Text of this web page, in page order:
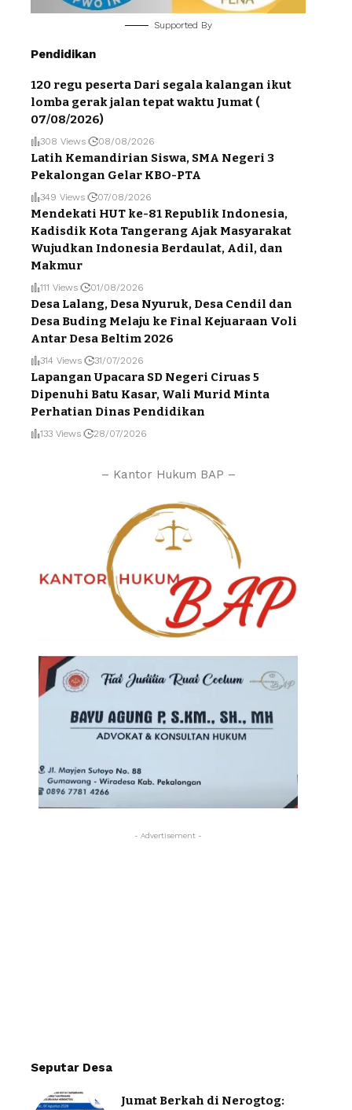
Supported By
Pendidikan
120 regu peserta Dari segala kalangan ikut
lomba gerak jalan tepat waktu Jumat (
07/08/2026)
308 Views 08/08/2026
Latih Kemandirian Siswa, SMA Negeri 3
Pekalongan Gelar KBO-PTA
349 Views 07/08/2026
Mendekati HUT ke-81 Republik Indonesia,
Kadisdik Kota Tangerang Ajak Masyarakat
Wujudkan Indonesia Berdaulat, Adil, dan
Makmur
111 Views 01/08/2026
Desa Lalang, Desa Nyuruk, Desa Cendil dan
Desa Buding Melaju ke Final Kejuaraan Voli
Antar Desa Beltim 2026
314 Views 31/07/2026
Lapangan Upacara SD Negeri Ciruas 5
Dipenuhi Batu Kasar, Wali Murid Minta
Perhatian Dinas Pendidikan
133 Views 28/07/2026
– Kantor Hukum BAP –
- Advertisement -
Seputar Desa
Jumat Berkah di Nerogtog: